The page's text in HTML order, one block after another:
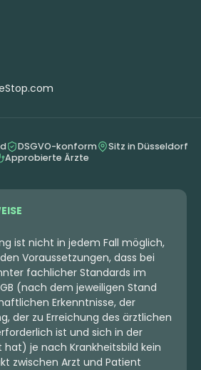
DSGVO-konform
Sitz in Düsseldorf
Approbierte Ärzte
ist nicht in jedem Fall möglich,
Voraussetzungen, dass bei
fachlicher Standards im
(nach dem jeweiligen Stand
Erkenntnisse, der
der zu Erreichung des ärztlichen
ist und sich in der
hat) je nach Krankheitsbild kein
zwischen Arzt und Patient